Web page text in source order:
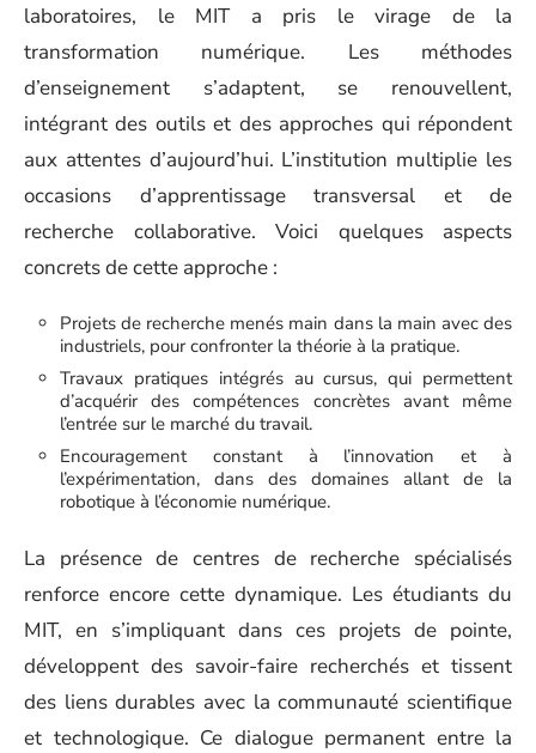
laboratoires, le MIT a pris le virage de la
transformation numérique. Les méthodes
d’enseignement s’adaptent, se renouvellent,
intégrant des outils et des approches qui répondent
aux attentes d’aujourd’hui. L’institution multiplie les
occasions d’apprentissage transversal et de
recherche collaborative. Voici quelques aspects
concrets de cette approche :
Projets de recherche menés main dans la main avec des
industriels, pour confronter la théorie à la pratique.
Travaux pratiques intégrés au cursus, qui permettent
d’acquérir des compétences concrètes avant même
l’entrée sur le marché du travail.
Encouragement constant à l’innovation et à
l’expérimentation, dans des domaines allant de la
robotique à l’économie numérique.
La présence de centres de recherche spécialisés
renforce encore cette dynamique. Les étudiants du
MIT, en s’impliquant dans ces projets de pointe,
développent des savoir-faire recherchés et tissent
des liens durables avec la communauté scientifique
et technologique. Ce dialogue permanent entre la